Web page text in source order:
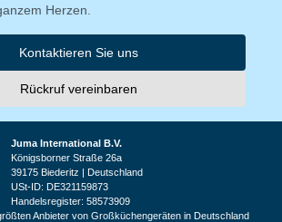
Herzen.
Kontaktieren Sie uns
Rückruf vereinbaren
Juma International B.V.
Königsborner Straße 26a
39175 Biederitz | Deutschland
USt-ID: DE321159873
Handelsregister: 58573909
Anbieter von Großküchengeräten in Deutschland